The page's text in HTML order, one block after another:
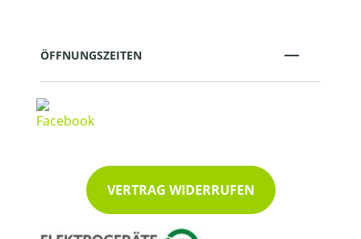
ÖFFNUNGSZEITEN
VERTRAG WIDERRUFEN